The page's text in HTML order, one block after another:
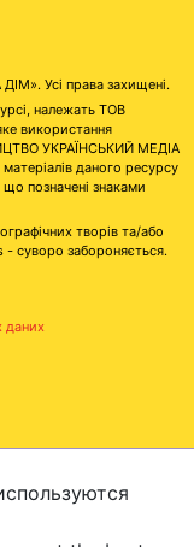
Усі права захищені.
належать ТОВ
використання
УКРАЇНСЬКИЙ МЕДІА
даного ресурсу
позначені знаками
творів та/або
- суворо забороняється.
даних